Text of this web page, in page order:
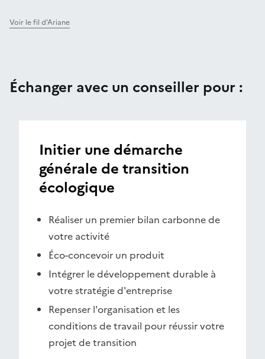
Voir le fil d’Ariane
Échanger avec un conseiller pour :
Initier une démarche
générale de transition
écologique
Réaliser un premier bilan carbonne de
votre activité
Éco-concevoir un produit
Intégrer le développement durable à
votre stratégie d'entreprise
Repenser l'organisation et les
conditions de travail pour réussir votre
projet de transition